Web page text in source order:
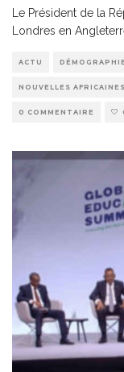
Le Président de la
Londres en
ACTU
NOUVELLES AFRICAINES
0 COMMENTAIRE